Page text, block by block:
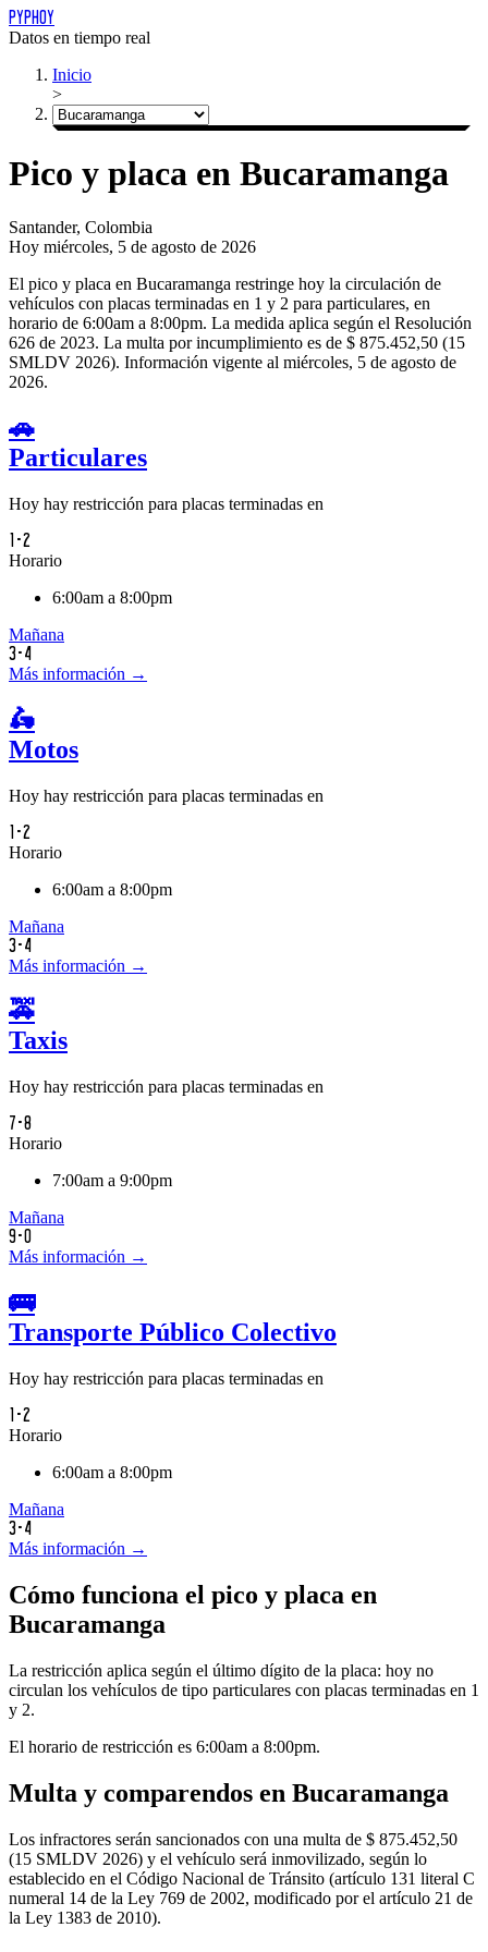
PYPHOY
Datos en tiempo real
Inicio
>
Pico y placa en Bucaramanga
Santander, Colombia
Hoy miércoles, 5 de agosto de 2026
El pico y placa en Bucaramanga restringe hoy la circulación de
vehículos con placas terminadas en 1 y 2 para particulares, en
horario de 6:00am a 8:00pm. La medida aplica según el Resolución
626 de 2023. La multa por incumplimiento es de $ 875.452,50 (15
SMLDV 2026). Información vigente al miércoles, 5 de agosto de
2026.
🚗
Particulares
Hoy hay restricción para placas terminadas en
1-2
Horario
6:00am a 8:00pm
Mañana
3-4
Más información →
🛵
Motos
Hoy hay restricción para placas terminadas en
1-2
Horario
6:00am a 8:00pm
Mañana
3-4
Más información →
🚕
Taxis
Hoy hay restricción para placas terminadas en
7-8
Horario
7:00am a 9:00pm
Mañana
9-0
Más información →
🚌
Transporte Público Colectivo
Hoy hay restricción para placas terminadas en
1-2
Horario
6:00am a 8:00pm
Mañana
3-4
Más información →
Cómo funciona el pico y placa en
Bucaramanga
La restricción aplica según el último dígito de la placa: hoy no
circulan los vehículos de tipo particulares con placas terminadas en 1
y 2.
El horario de restricción es 6:00am a 8:00pm.
Multa y comparendos en Bucaramanga
Los infractores serán sancionados con una multa de $ 875.452,50
(15 SMLDV 2026) y el vehículo será inmovilizado, según lo
establecido en el Código Nacional de Tránsito (artículo 131 literal C
numeral 14 de la Ley 769 de 2002, modificado por el artículo 21 de
la Ley 1383 de 2010).